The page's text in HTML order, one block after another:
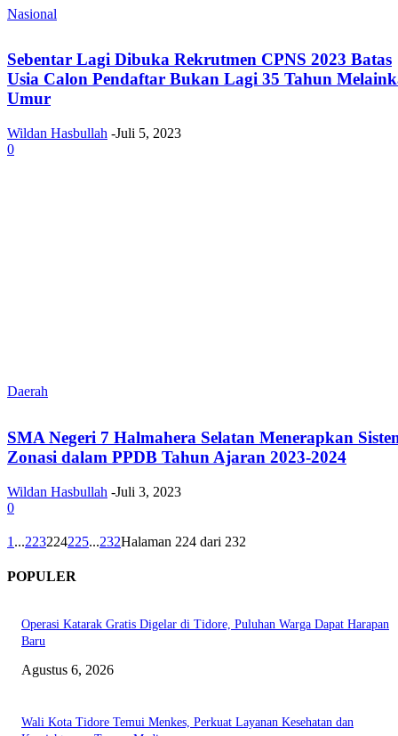
Nasional
Sebentar Lagi Dibuka Rekrutmen CPNS 2023 Batas
Usia Calon Pendaftar Bukan Lagi 35 Tahun
Umur
Wildan Hasbullah -Juli 5, 2023
0
Daerah
SMA Negeri 7 Halmahera Selatan Menerapkan
Zonasi dalam PPDB Tahun Ajaran 2023-2024
Wildan Hasbullah -Juli 3, 2023
0
1 ...223224225...232Halaman 224 dari 232
POPULER
Operasi Katarak Gratis Digelar di Tidore, Puluhan Warga Dapat Harapan
Baru
Agustus 6, 2026
Wali Kota Tidore Temui Menkes, Perkuat Layanan Kesehatan dan